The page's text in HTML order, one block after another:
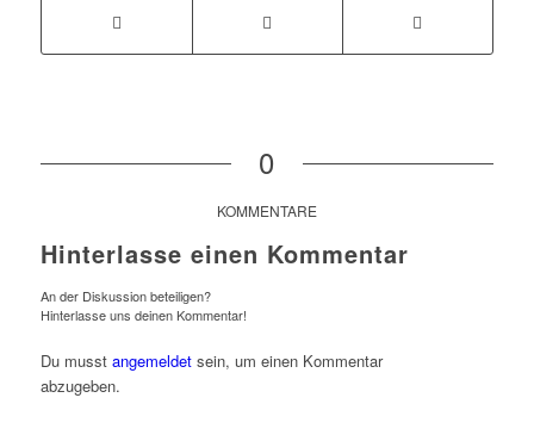
0
KOMMENTARE
Hinterlasse einen Kommentar
An der Diskussion beteiligen?
Hinterlasse uns deinen Kommentar!
Du musst angemeldetsein, um einen Kommentar
abzugeben.